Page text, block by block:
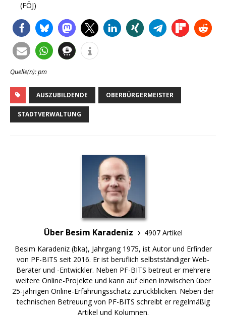
(FÖJ)
Quelle(n): pm
AUSZUBILDENDE OBERBÜRGERMEISTER
STADTVERWALTUNG
Über Besim Karadeniz
4907 Artikel
Besim Karadeniz (bka), Jahrgang 1975, ist Autor und Erfinder
von PF-BITS seit 2016. Er ist beruflich selbstständiger Web-
Berater und -Entwickler. Neben PF-BITS betreut er mehrere
weitere Online-Projekte und kann auf einen inzwischen über
25-jährigen Online-Erfahrungsschatz zurückblicken. Neben der
technischen Betreuung von PF-BITS schreibt er regelmäßig
Artikel und Kolumnen.